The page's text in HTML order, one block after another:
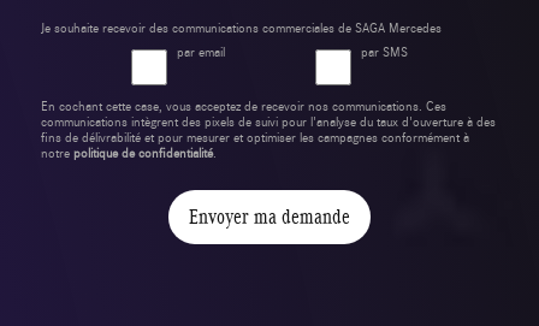
Je souhaite recevoir des communications commerciales de SAGA Mercedes
par email
par SMS
En cochant cette case, vous acceptez de recevoir nos communications. Ces
communications intègrent des pixels de suivi pour l'analyse du taux d'ouverture à des
fins de délivrabilité et pour mesurer et optimiser les campagnes conformément à
notre politique de confidentialité.
Envoyer ma demande